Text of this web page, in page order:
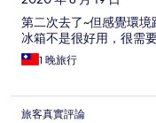
第二次去了~但感覺環
冰箱不是很好用，很需
1 晚旅行
旅客真實評論